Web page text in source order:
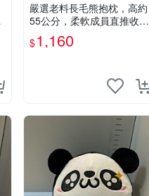
嚴選老料長毛熊抱枕，高約
55公分，柔軟成員直推收藏
長毛熊 柔軟熊抱枕 55公分
$1,160